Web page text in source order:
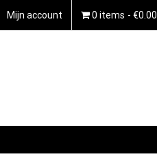
Mijn account 0 items €0.00